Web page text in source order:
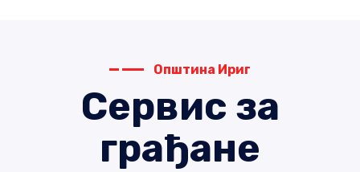
Општина Ириг
Сервис за
грађане